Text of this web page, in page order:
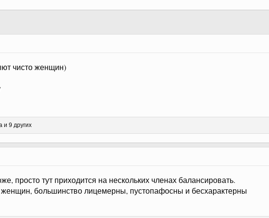
чисто женщин)
и 9 других
просто тут приходится на нескольких членах балансировать.
женщин, большинство лицемерны, пустопафосны и бесхарактерны